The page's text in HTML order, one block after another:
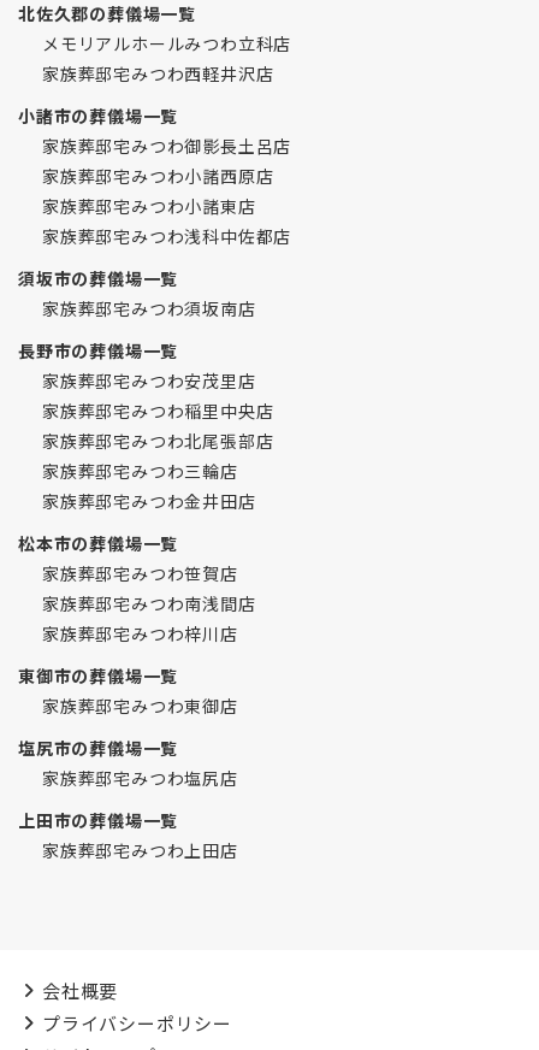
北佐久郡の葬儀場一覧
メモリアルホールみつわ立科店
家族葬邸宅みつわ西軽井沢店
小諸市の葬儀場一覧
家族葬邸宅みつわ御影長土呂店
家族葬邸宅みつわ小諸西原店
家族葬邸宅みつわ小諸東店
家族葬邸宅みつわ浅科中佐都店
須坂市の葬儀場一覧
家族葬邸宅みつわ須坂南店
長野市の葬儀場一覧
家族葬邸宅みつわ安茂里店
家族葬邸宅みつわ稲里中央店
家族葬邸宅みつわ北尾張部店
家族葬邸宅みつわ三輪店
家族葬邸宅みつわ金井田店
松本市の葬儀場一覧
家族葬邸宅みつわ笹賀店
家族葬邸宅みつわ南浅間店
家族葬邸宅みつわ梓川店
東御市の葬儀場一覧
家族葬邸宅みつわ東御店
塩尻市の葬儀場一覧
家族葬邸宅みつわ塩尻店
上田市の葬儀場一覧
家族葬邸宅みつわ上田店
会社概要
プライバシーポリシー